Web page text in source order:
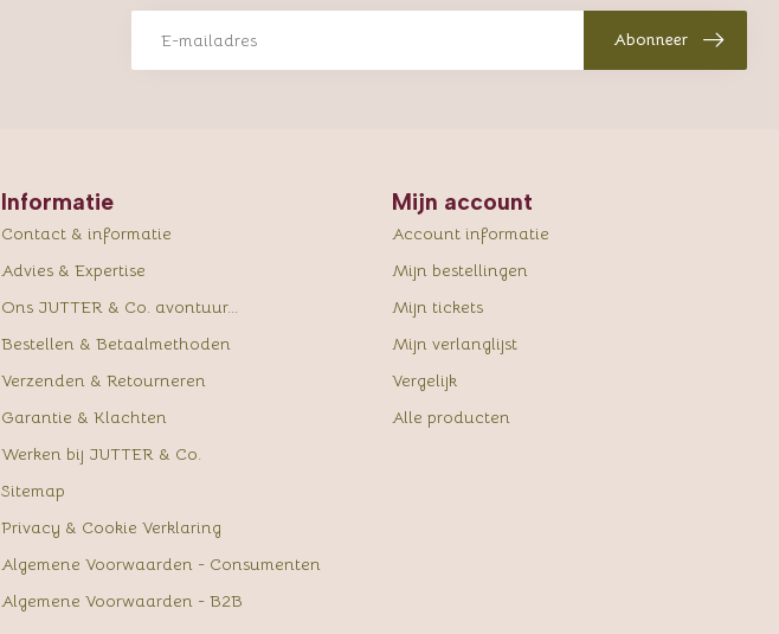
Abonneer
Informatie
Contact & informatie
Advies & Expertise
Ons JUTTER & Co. avontuur...
Bestellen & Betaalmethoden
Verzenden & Retourneren
Garantie & Klachten
Werken bij JUTTER & Co.
Sitemap
Privacy & Cookie Verklaring
Algemene Voorwaarden - Consumenten
Algemene Voorwaarden - B2B
Mijn account
Account informatie
Mijn bestellingen
Mijn tickets
Mijn verlanglijst
Vergelijk
Alle producten